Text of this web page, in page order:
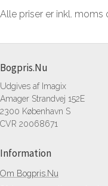
Alle priser er inkl. moms
Bogpris.Nu
Udgives af Imagix
Amager Strandvej 152E
2300 København S
CVR 20068671
Information
Om Bogpris.Nu